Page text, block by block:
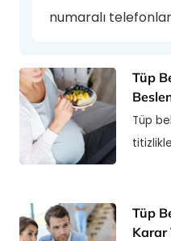
numaralı
Tüp
Tüp
Tüp
Karar